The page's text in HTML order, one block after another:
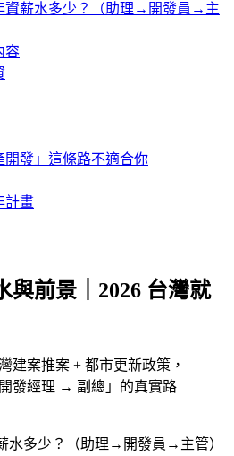
資薪水多少？（助理→開發員→主
容
開發」這條路不適合你
計畫
與前景｜2026 台灣就
建案推案 + 都市更新政策，
發經理 → 副總」的真實路
水多少？（助理→開發員→主管）